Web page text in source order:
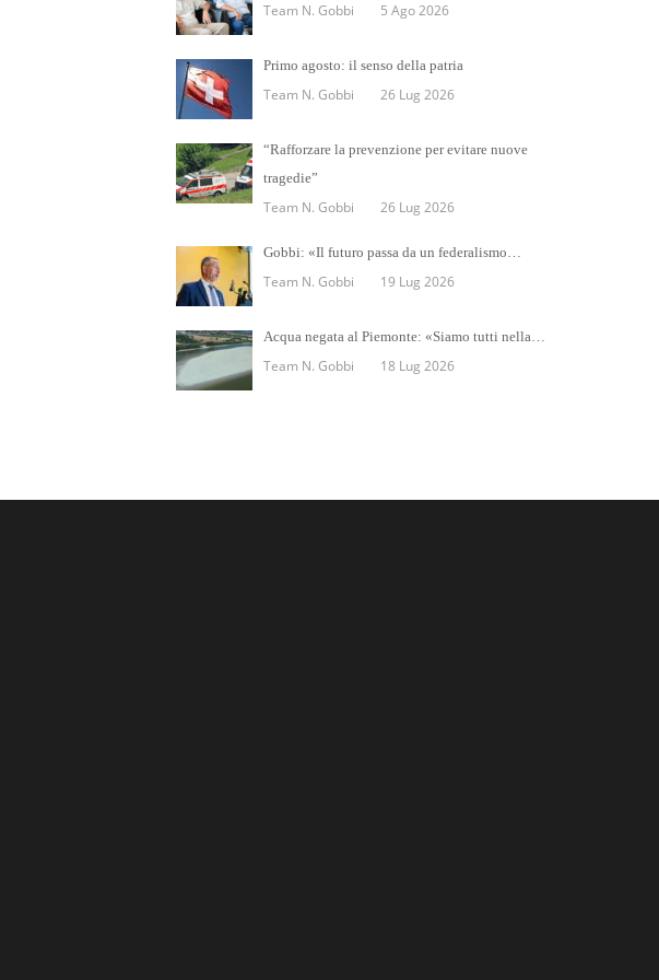
Team N. Gobbi 5 Ago 2026
Primo agosto: il senso della patria
Team N. Gobbi 26 Lug 2026
“Rafforzare la prevenzione per evitare nuove
tragedie”
Team N. Gobbi 26 Lug 2026
Gobbi: «Il futuro passa da un federalismo…
Team N. Gobbi 19 Lug 2026
Acqua negata al Piemonte: «Siamo tutti nella…
Team N. Gobbi 18 Lug 2026